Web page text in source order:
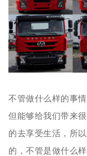
不管做什么样的事
但能够给我们带来
的去享受生活，所
的，不管是做什么